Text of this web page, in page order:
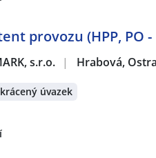
provozu (HPP, PO
s.r.o. | Hrabová,
úvazek